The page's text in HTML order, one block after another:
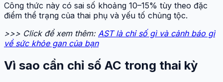
Công thức này có sai số khoảng 10–15% tùy theo đặc
điểm thể trạng của thai phụ và yếu tố chủng tộc.
>>> Click để xem thêm: AST là chỉ số gì và cảnh báo gì
về sức khỏe gan của bạn
Vì sao cần chỉ số AC trong thai kỳ